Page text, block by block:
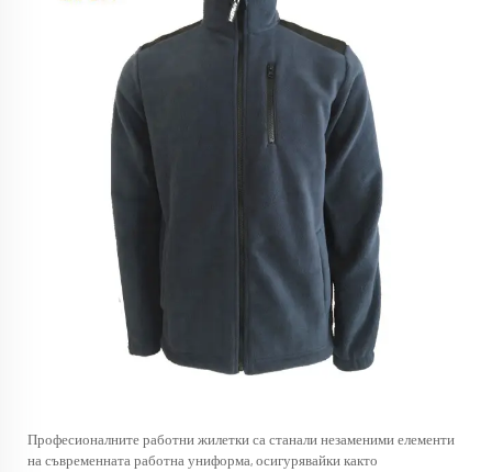
Професионалните работни жилетки са станали незаменими елементи
на съвременната работна униформа, осигурявайки както